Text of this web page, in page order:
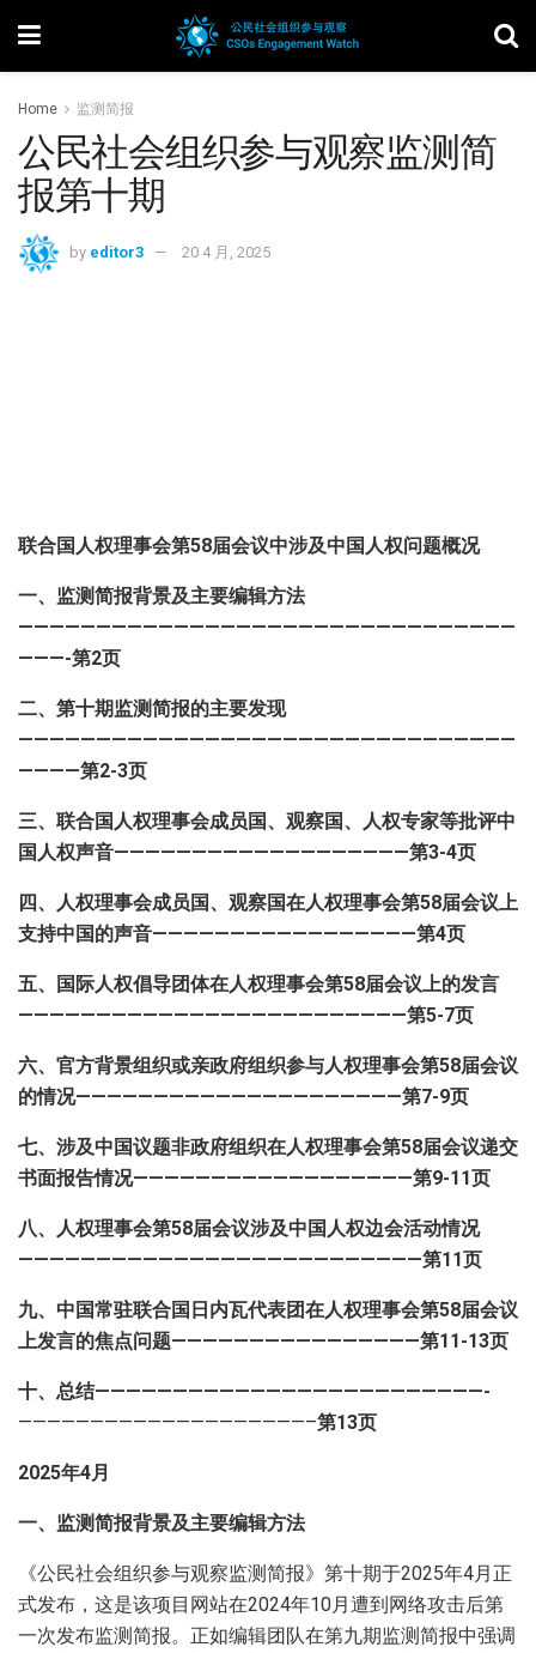
Home 监测简报
公民社会组织参与观察监测简
报第十期
by editor3 20 4 月, 2025
联合国人权理事会第58届会议中涉及中国人权问题概况
一、监测简报背景及主要编辑方法
————————————————————————————————
———-第2页
二、第十期监测简报的主要发现
————————————————————————————————
————第2-3页
三、联合国人权理事会成员国、观察国、人权专家等批评中
国人权声音———————————————————第3-4页
四、人权理事会成员国、观察国在人权理事会第58届会议上
支持中国的声音—————————————————第4页
五、国际人权倡导团体在人权理事会第58届会议上的发言
—————————————————————————第5-7页
六、官方背景组织或亲政府组织参与人权理事会第58届会议
的情况—————————————————————第7-9页
七、涉及中国议题非政府组织在人权理事会第58届会议递交
书面报告情况——————————————————第9-11页
八、人权理事会第58届会议涉及中国人权边会活动情况
——————————————————————————第11页
九、中国常驻联合国日内瓦代表团在人权理事会第58届会议
上发言的焦点问题————————————————第11-13页
十、总结—————————————————————————-
————————————————————–第13页
2025年4月
一、监测简报背景及主要编辑方法
《公民社会组织参与观察监测简报》第十期于2025年4月正
式发布，这是该项目网站在2024年10月遭到网络攻击后第
一次发布监测简报。正如编辑团队在第九期监测简报中强调